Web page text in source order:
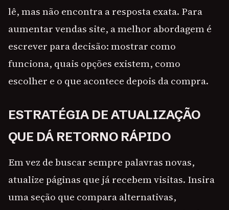
lê, mas não encontra a resposta exata. Para
aumentar vendas site, a melhor abordagem é
escrever para decisão: mostrar como
funciona, quais opções existem, como
escolher e o que acontece depois da compra.
ESTRATÉGIA DE ATUALIZAÇÃO
QUE DÁ RETORNO RÁPIDO
Em vez de buscar sempre palavras novas,
atualize páginas que já recebem visitas. Insira
uma seção que compara alternativas,